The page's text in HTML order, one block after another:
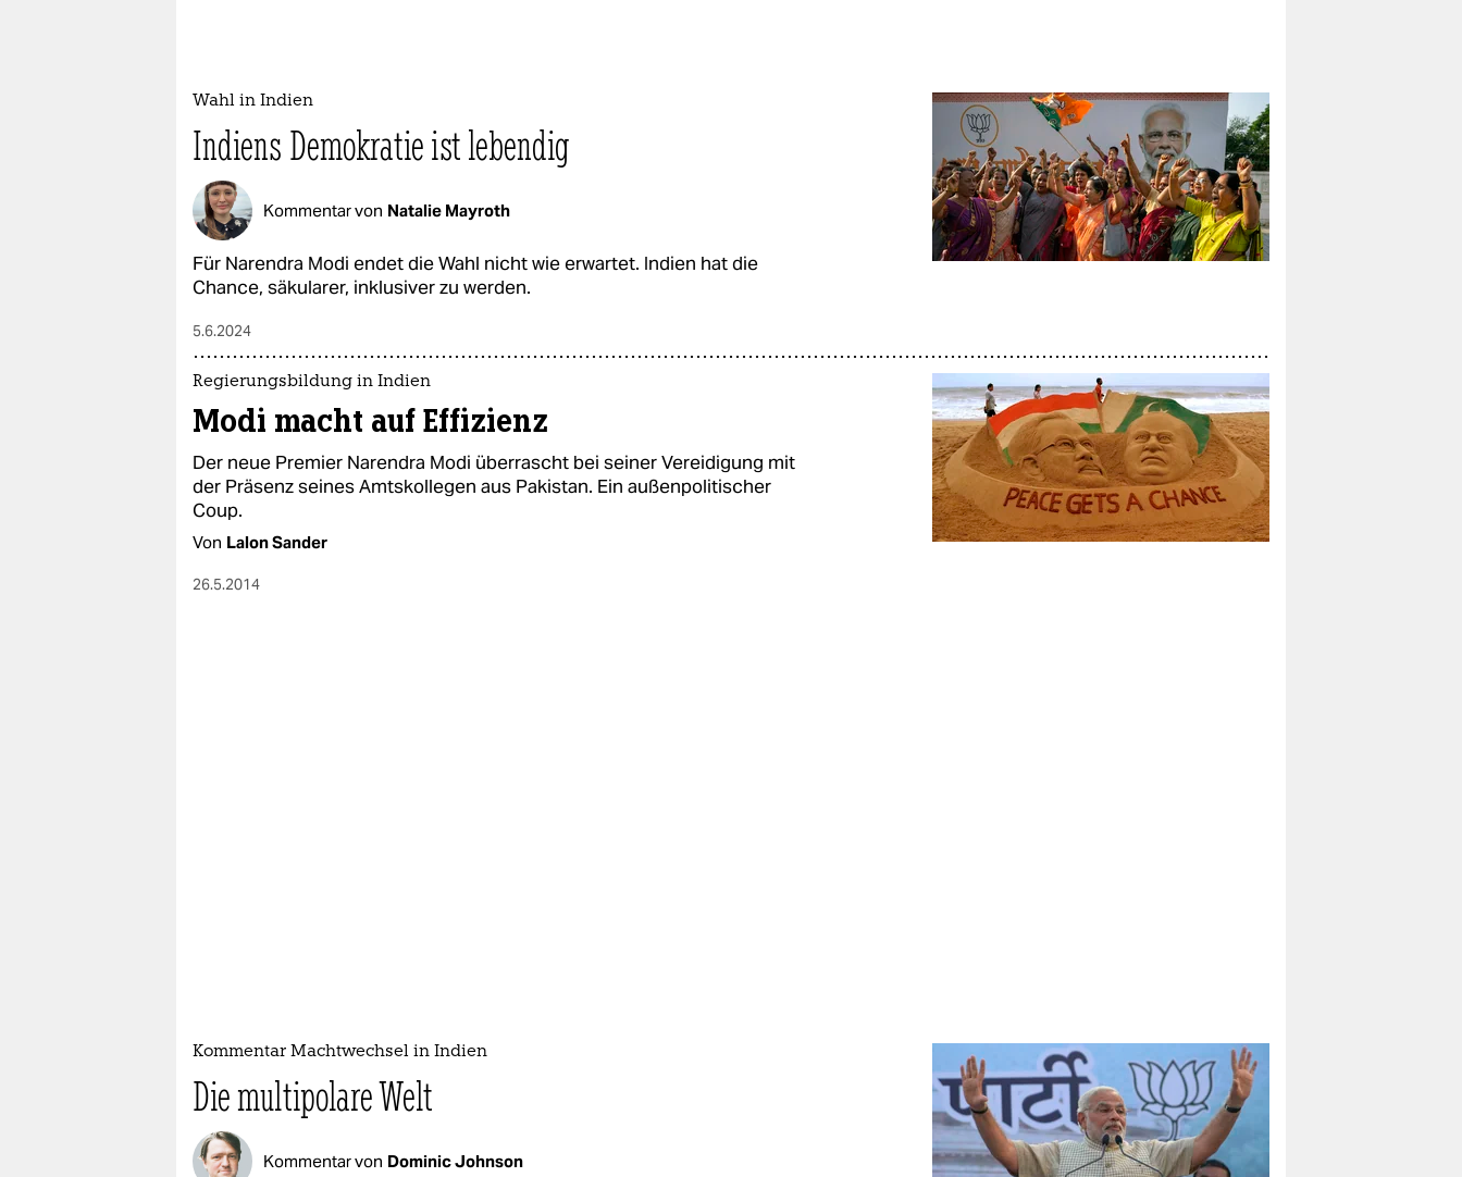
Wahl in Indien
Indiens Demokratie ist lebendig
Kommentar von Natalie Mayroth
Für Narendra Modi endet die Wahl nicht wie erwartet. Indien hat die
Chance, säkularer, inklusiver zu werden.
5.6.2024
Regierungsbildung in Indien
Modi macht auf Effizienz
Der neue Premier Narendra Modi überrascht bei seiner Vereidigung mit
der Präsenz seines Amtskollegen aus Pakistan. Ein außenpolitischer
Coup.
Von Lalon Sander
26.5.2014
Kommentar Machtwechsel in Indien
Die multipolare Welt
Kommentar von Dominic Johnson